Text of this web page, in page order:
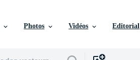
Photos Vidéos Editorial